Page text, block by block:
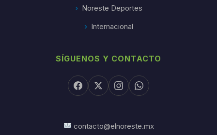
Noreste Deportes
Internacional
SÍGUENOS Y CONTACTO
contacto@elnoreste.mx